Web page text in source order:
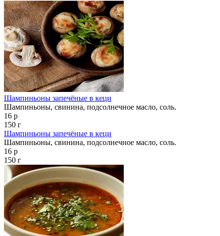
Шампиньоны запечёные в кеци
Шампиньоны, свинина, подсолнечное масло, соль.
16 р
150 г
Шампиньоны запечёные в кеци
Шампиньоны, свинина, подсолнечное масло, соль.
16 р
150 г